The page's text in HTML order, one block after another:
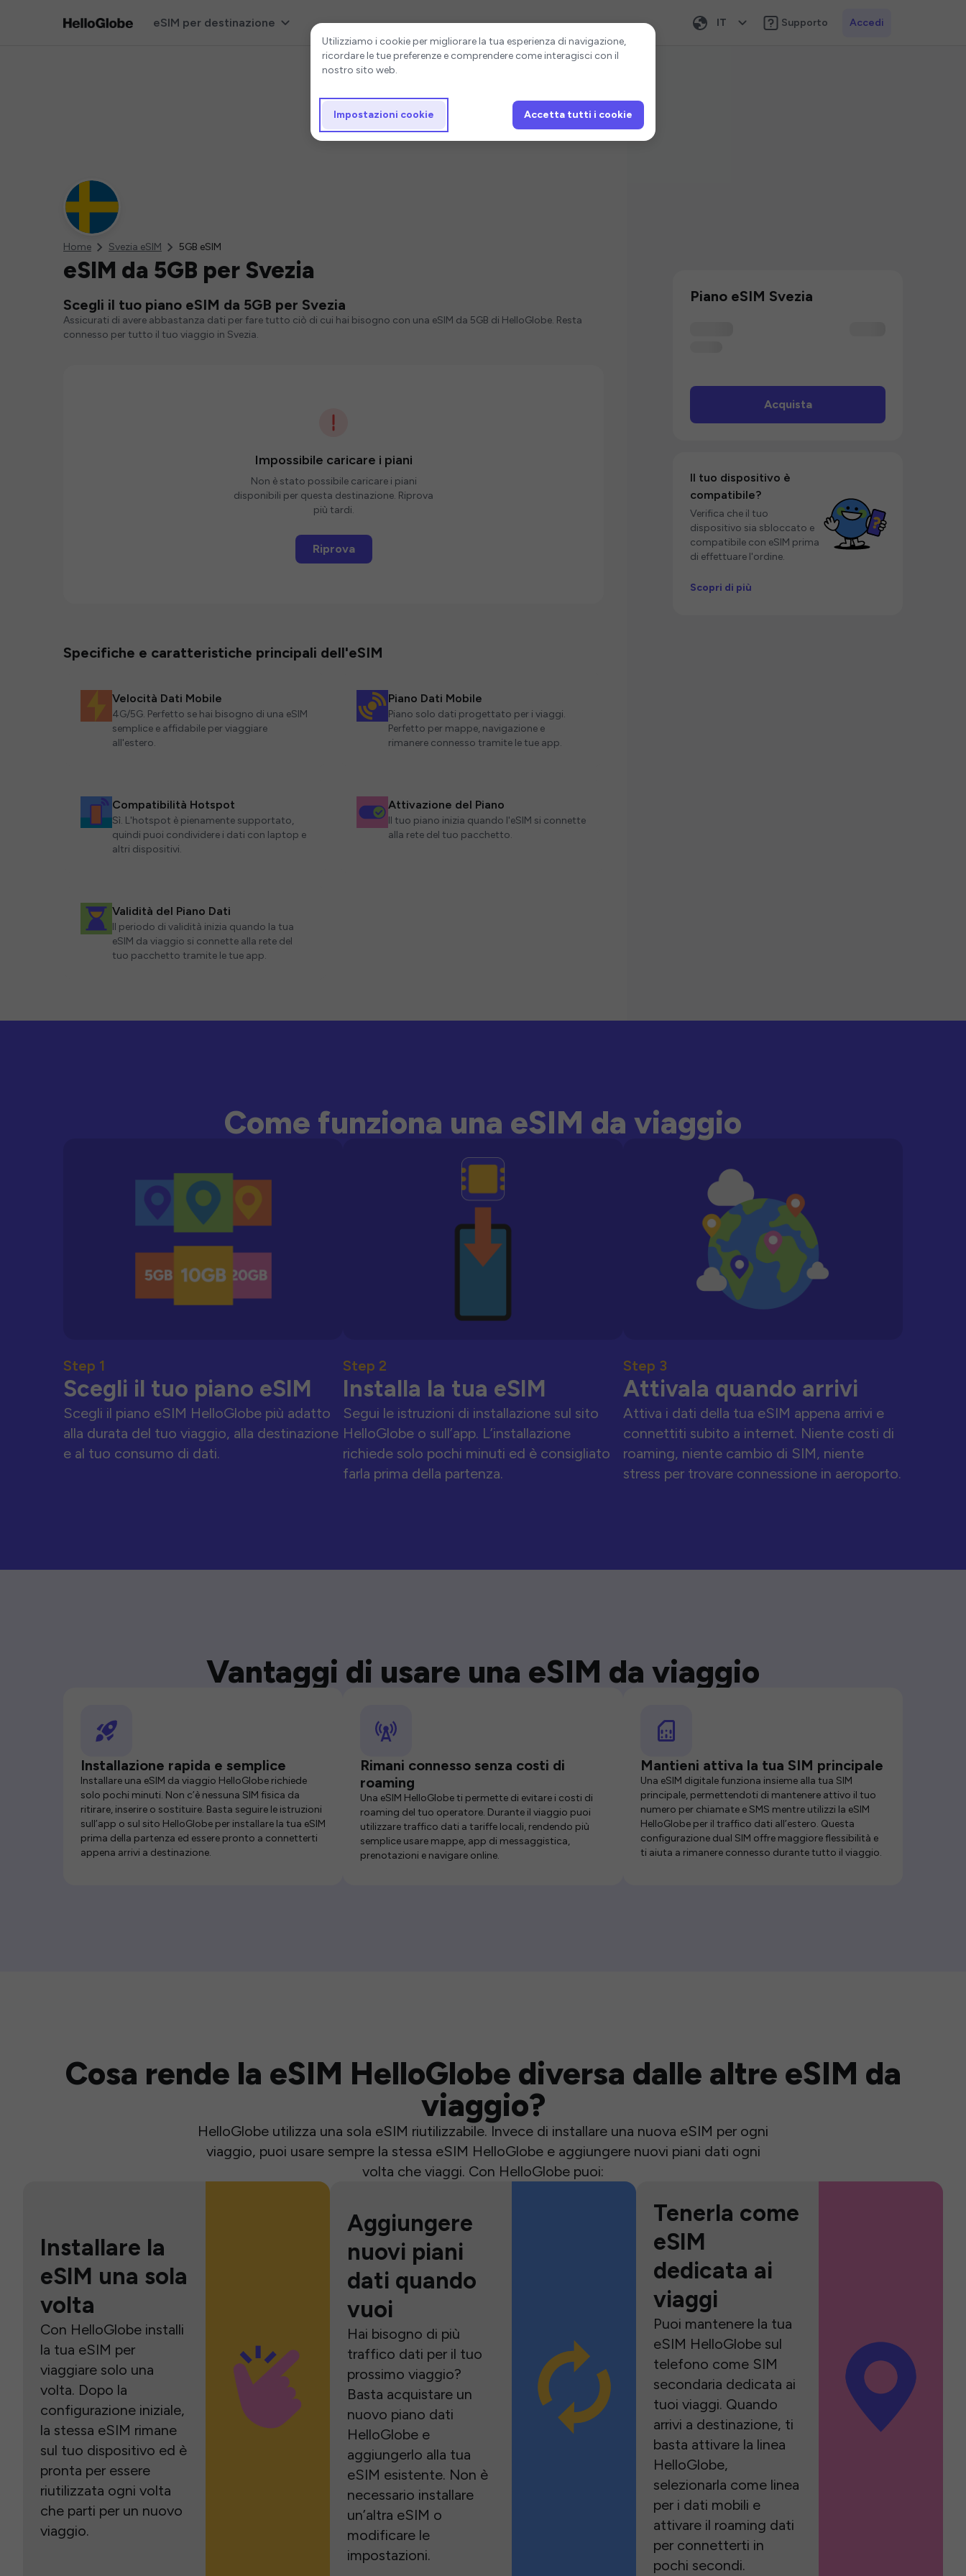
eSIM per destinazione IT Supporto Accedi
Home Svezia eSIM 5GB eSIM
eSIM da 5GB per Svezia
Scegli il tuo piano eSIM da 5GB per Svezia
Assicurati di avere abbastanza dati per fare tutto ciò di cui hai bisogno con una eSIM da 5GB di HelloGlobe. Resta
connesso per tutto il tuo viaggio in Svezia.
Impossibile caricare i piani
Non è stato possibile caricare i piani
disponibili per questa destinazione. Riprova
più tardi.
Riprova
Specifiche e caratteristiche principali dell'eSIM
Velocità Dati Mobile
4G/5G. Perfetto se hai bisogno di una eSIM
semplice e affidabile per viaggiare
all'estero.
Piano Dati Mobile
Piano solo dati progettato per i viaggi.
Perfetto per mappe, navigazione e
rimanere connesso tramite le tue app.
Compatibilità Hotspot
Sì. L'hotspot è pienamente supportato,
quindi puoi condividere i dati con laptop e
altri dispositivi.
Attivazione del Piano
Il tuo piano inizia quando l'eSIM si connette
alla rete del tuo pacchetto.
Validità del Piano Dati
Il periodo di validità inizia quando la tua
eSIM da viaggio si connette alla rete del
tuo pacchetto tramite le tue app.
Piano eSIM Svezia
Acquista
Il tuo dispositivo è
compatibile?
Verifica che il tuo
dispositivo sia sbloccato e
compatibile con eSIM prima
di effettuare l'ordine.
Scopri di più
Come funziona una eSIM da viaggio
Step 1
Scegli il tuo piano eSIM
Scegli il piano eSIM HelloGlobe più adatto
alla durata del tuo viaggio, alla destinazione
e al tuo consumo di dati.
Step 2
Installa la tua eSIM
Segui le istruzioni di installazione sul sito
HelloGlobe o sull’app. L’installazione
richiede solo pochi minuti ed è consigliato
farla prima della partenza.
Step 3
Attivala quando arrivi
Attiva i dati della tua eSIM appena arrivi e
connettiti subito a internet. Niente costi di
roaming, niente cambio di SIM, niente
stress per trovare connessione in aeroporto.
Vantaggi di usare una eSIM da viaggio
Installazione rapida e semplice
Installare una eSIM da viaggio HelloGlobe richiede
solo pochi minuti. Non c’è nessuna SIM fisica da
ritirare, inserire o sostituire. Basta seguire le istruzioni
sull’app o sul sito HelloGlobe per installare la tua eSIM
prima della partenza ed essere pronto a connetterti
appena arrivi a destinazione.
Rimani connesso senza costi di
roaming
Una eSIM HelloGlobe ti permette di evitare i costi di
roaming del tuo operatore. Durante il viaggio puoi
utilizzare traffico dati a tariffe locali, rendendo più
semplice usare mappe, app di messaggistica,
prenotazioni e navigare online.
Mantieni attiva la tua SIM principale
Una eSIM digitale funziona insieme alla tua SIM
principale, permettendoti di mantenere attivo il tuo
numero per chiamate e SMS mentre utilizzi la eSIM
HelloGlobe per il traffico dati all’estero. Questa
configurazione dual SIM offre maggiore flessibilità e
ti aiuta a rimanere connesso durante tutto il viaggio.
Cosa rende la eSIM HelloGlobe diversa dalle altre eSIM da
viaggio?
HelloGlobe utilizza una sola eSIM riutilizzabile. Invece di installare una nuova eSIM per ogni
viaggio, puoi usare sempre la stessa eSIM HelloGlobe e aggiungere nuovi piani dati ogni
volta che viaggi. Con HelloGlobe puoi:
Installare la
eSIM una sola
volta
Con HelloGlobe installi
la tua eSIM per
viaggiare solo una
volta. Dopo la
configurazione iniziale,
la stessa eSIM rimane
sul tuo dispositivo ed è
pronta per essere
riutilizzata ogni volta
che parti per un nuovo
viaggio.
Aggiungere
nuovi piani
dati quando
vuoi
Hai bisogno di più
traffico dati per il tuo
prossimo viaggio?
Basta acquistare un
nuovo piano dati
HelloGlobe e
aggiungerlo alla tua
eSIM esistente. Non è
necessario installare
un’altra eSIM o
modificare le
impostazioni.
Tenerla come
eSIM
dedicata ai
viaggi
Puoi mantenere la tua
eSIM HelloGlobe sul
telefono come SIM
secondaria dedicata ai
tuoi viaggi. Quando
arrivi a destinazione, ti
basta attivare la linea
HelloGlobe,
selezionarla come linea
per i dati mobili e
attivare il roaming dati
per connetterti in
pochi secondi.
Impostazioni cookie
Utilizziamo i cookie per migliorare la tua esperienza di navigazione,
ricordare le tue preferenze e comprendere come interagisci con il
nostro sito web.
Impostazioni cookie Accetta tutti i cookie